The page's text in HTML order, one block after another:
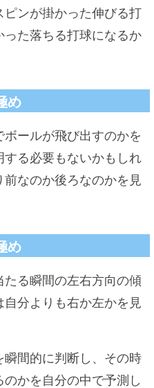
ンが掛かった伸びる打
た落ちる打球になるか
め
ールが飛び出すのかを
する必要もないかもしれ
前なのか後ろなのかを見
め
る瞬間の左右方向の傾
自分よりも右か左かを見
間的に判断し、その時
かを自分の中で予測し